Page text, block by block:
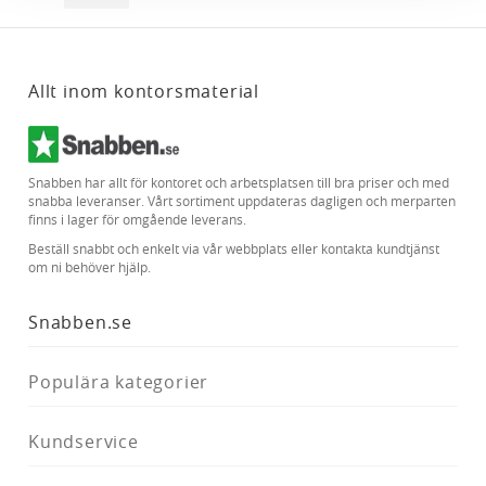
samlat in när du har använt deras tjänster.
Allt inom kontorsmaterial
Snabben har allt för kontoret och arbetsplatsen till bra priser och med
snabba leveranser. Vårt sortiment uppdateras dagligen och merparten
finns i lager för omgående leverans.
Beställ snabbt och enkelt via vår webbplats eller kontakta kundtjänst
om ni behöver hjälp.
Snabben.se
Populära kategorier
Kundservice